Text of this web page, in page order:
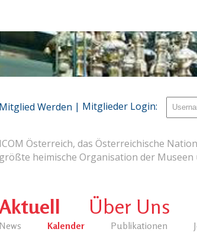
ICOM Österreich, das Österreichische
größte heimische Organisation der Museen
News Kalender Publikationen
Über Uns
Mitglied Werden | Mitglieder Login: